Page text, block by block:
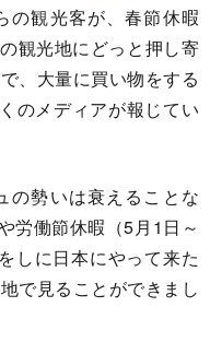
の観光客が、春節休暇
観光地にどっと押し寄
、大量に買い物をする
のメディアが報じてい
勢いは衰えることな
労働節休暇（5月1日～
しに日本にやって来た
で見ることができまし